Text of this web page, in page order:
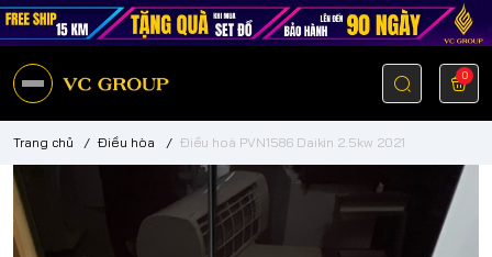
0
Trang chủ / Điều hòa / Điều hoà PVN1586 Daikin 2.5kw 2021